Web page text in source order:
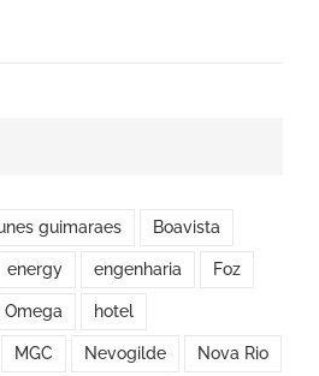
guimaraes Boavista
energy engenharia Foz
Omega hotel
MGC Nevogilde Nova Rio